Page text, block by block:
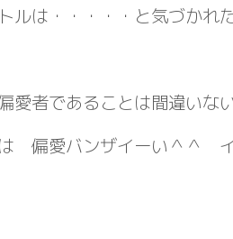
ルは・・・・・と気づかれ
愛者であることは間違いな
偏愛バンザイーい＾＾